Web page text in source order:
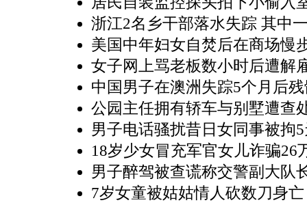
浙江2名乡干部落水失踪 其中
美国中年妇女自焚后在商场慢
女子网上骂老板数小时后遭解
中国男子在澳洲失踪5个月后
公园主任拥有轿车与别墅遭查
男子电话骚扰昔日女同事被拘
18岁少女冒充军官女儿诈骗26
男子醉驾被查谎称交警副大队
7岁女童被姑姑情人砍数刀身亡